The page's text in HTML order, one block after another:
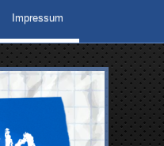
Impressum